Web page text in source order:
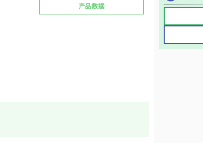
产品数据